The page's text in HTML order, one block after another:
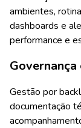
ambientes,
dashboards e
performance e
Gestão por
documentação